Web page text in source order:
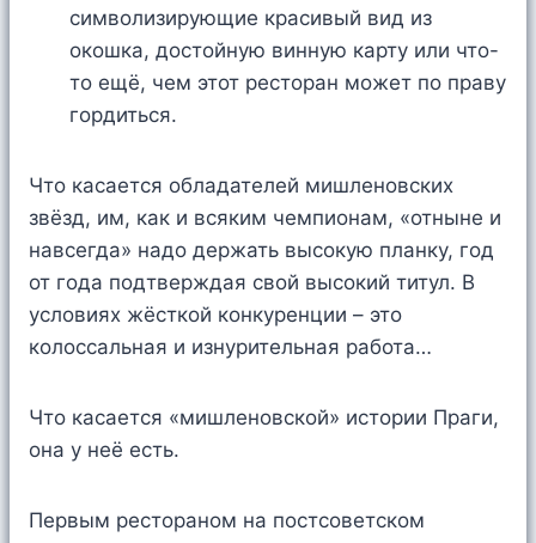
символизирующие красивый вид из
окошка, достойную винную карту или что-
то ещё, чем этот ресторан может по праву
гордиться.
Что касается обладателей мишленовских
звёзд, им, как и всяким чемпионам, «отныне и
навсегда» надо держать высокую планку, год
от года подтверждая свой высокий титул. В
условиях жёсткой конкуренции – это
колоссальная и изнурительная работа…
Что касается «мишленовской» истории Праги,
она у неё есть.
Первым рестораном на постсоветском